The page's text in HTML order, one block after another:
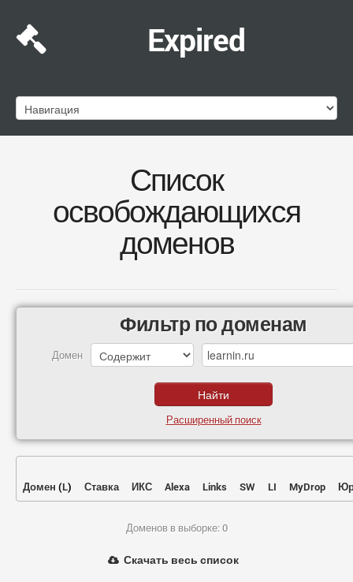
Expired
Список
освобождающихся
доменов
Фильтр по доменам
Домен
Расширенный поиск
Домен (L) Ставка ИКС Alexa Links SW LI MyDrop
Доменов в выборке: 0
Скачать весь список